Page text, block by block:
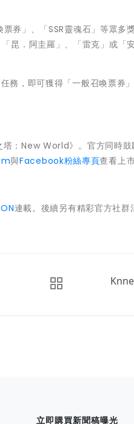
券」、「SSR靈魂石」等眾
昆．阿圭羅」、「雷克」或
務，即可獲得「一般召喚票券
塔：New World》。官方同時
與Facebook粉絲專頁查看上
連載。後續另有精彩官方社
立即購買新聞稿曝光